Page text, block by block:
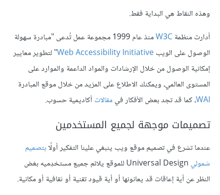
وهذه النقاط هي البداية فقط.
أدارت منظمةW3C
منذ عام 1999 مجموعة عمل تُدعى "مبادرة سهولة
الوصول على الويبWeb Accessibility Initiative" لتطوير معايير
إمكانية الوصول من خلال الإرشادات والمواد الداعمة والموارد على
المستوى العالمي، ويمكنك الاطلاع على المزيد من خلال موقع المبادرة
WAI، كما قد تجد بعض الأفكار فيمقالات أكاديمية حسوب.
تصميمات موجهة لجميع المستخدمين
عندما تشرع في تصميم موقع ويب ينبغي علينا التفكير أولًابتصميم
شمولي
Universal Design للموقع يلائم جميع مستخدِميه بغض
النظر عن أية إعاقات قد يعانونها أو أية قيود تقنية أو ثقافية أو مكانية.